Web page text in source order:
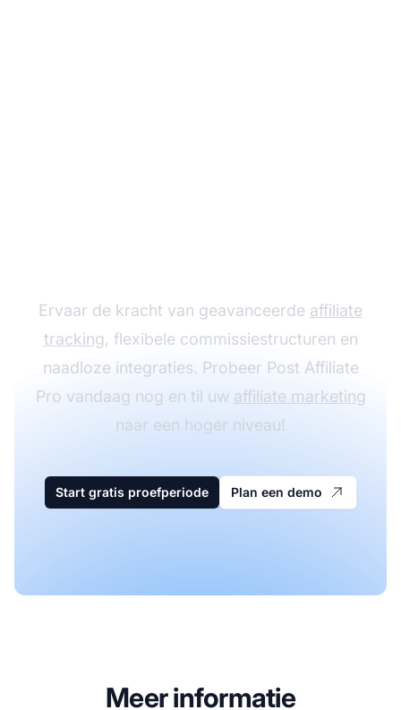
Ervaar de kracht van geavanceerde affiliate
tracking, flexibele commissiestructuren en
naadloze integraties. Probeer Post Affiliate
Pro vandaag nog en til uw affiliate marketing
naar een hoger niveau!
Start gratis proefperiode Plan een demo
Meer informatie